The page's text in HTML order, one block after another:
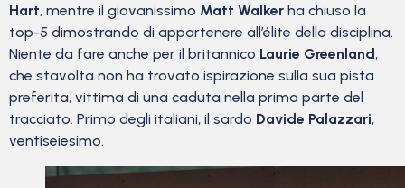
Hart, mentre il giovanissimo Matt Walker ha chiuso la
top-5 dimostrando di appartenere all’élite della disciplina.
Niente da fare anche per il britannico Laurie Greenland,
che stavolta non ha trovato ispirazione sulla sua pista
preferita, vittima di una caduta nella prima parte del
tracciato. Primo degli italiani, il sardo Davide Palazzari,
ventiseiesimo.